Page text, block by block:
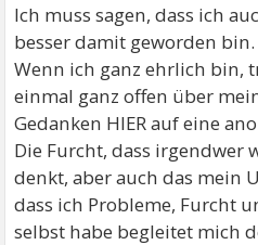
Ich muss sagen, dass ich
besser damit geworden bin.
Wenn ich ganz ehrlich bin,
einmal ganz offen über
Gedanken HIER auf eine
Die Furcht, dass irgendwer
denkt, aber auch das mein
dass ich Probleme, Furcht
selbst habe begleitet mich